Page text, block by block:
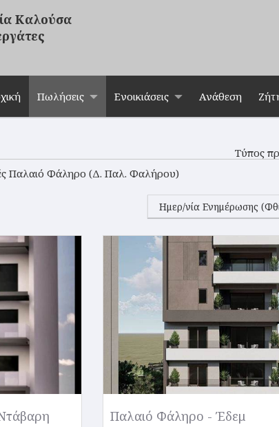
Καλούσα
Πωλήσεις Ενοικιάσεις Ανάθεση
Τύπος
Παλαιό Φάληρο (Δ. Παλ. Φαλήρου)
Παλαιό Φάληρο - Έδεμ